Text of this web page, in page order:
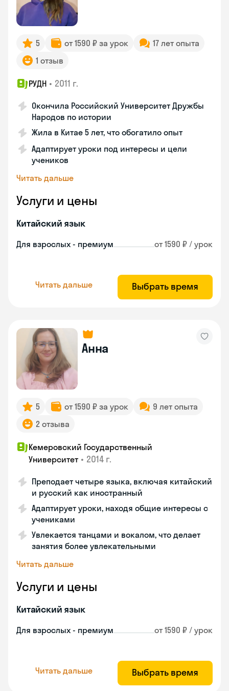
5 от 1590 ₽ за урок
17 лет опыта
1 отзыв
РУДН • 2011 г.
Окончила Российский Университет Дружбы
Народов по истории
Жила в Китае 5 лет, что обогатило опыт
Адаптирует уроки под интересы и цели
учеников
Читать дальше
Услуги и цены
Китайский язык
Для взрослых - премиум от 1590 ₽ / урок
Читать дальше Выбрать время
Анна
5 от 1590 ₽ за урок
9 лет опыта
2 отзыва
Кемеровский Государственный
Университет • 2014 г.
Преподает четыре языка, включая китайский
и русский как иностранный
Адаптирует уроки, находя общие интересы с
учениками
Увлекается танцами и вокалом, что делает
занятия более увлекательными
Читать дальше
Услуги и цены
Китайский язык
Для взрослых - премиум от 1590 ₽ / урок
Читать дальше Выбрать время